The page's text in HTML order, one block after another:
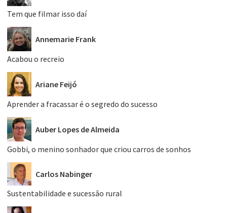
Tem que filmar isso daí
Annemarie Frank
Acabou o recreio
Ariane Feijó
Aprender a fracassar é o segredo do sucesso
Auber Lopes de Almeida
Gobbi, o menino sonhador que criou carros de sonhos
Carlos Nabinger
Sustentabilidade e sucessão rural